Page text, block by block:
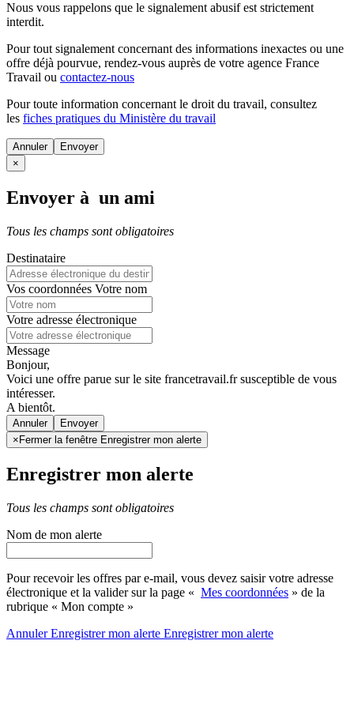
Nous vous rappelons que le signalement abusif est strictement
interdit.
Pour tout signalement concernant des informations inexactes ou une
offre déjà pourvue, rendez-vous auprès de votre agence France
Travail ou contactez-nous
Pour toute information concernant le droit du travail, consultez
les fiches pratiques du Ministère du travail
Annuler
×
Envoyer à un ami
Tous les champs sont obligatoires
Destinataire
Vos coordonnées Votre nom
Votre adresse électronique
Message
Bonjour,
Voici une offre parue sur le site francetravail.fr susceptible de vous
intéresser.
A bientôt.
Annuler
× Fermer la fenêtre Enregistrer mon alerte
Enregistrer mon alerte
Tous les champs sont obligatoires
Nom de mon alerte
Pour recevoir les offres par e-mail, vous devez saisir votre adresse
électronique et la valider sur la page « Mes coordonnées » de la
rubrique « Mon compte »
AnnulerEnregistrer mon alerte Enregistrermon alerte